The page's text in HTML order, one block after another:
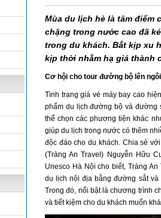
Mùa du lịch hè là tâm điểm
chặng trong nước cao đã
trong du khách. Bắt kịp xu
kịp thời nhằm hạ giá thành
Cơ hội cho tour đường bộ lên ngôi
Tình trạng giá vé máy bay cao
phẩm du lịch đường bộ và đường
thể chọn các phương tiện khác
giúp du lịch trong nước có thêm
độc đáo cho du khách. Chia sẻ
(Tràng An Travel) Nguyễn Hữu
Unesco Hà Nội cho biết, Tràng
du lịch nội địa bằng đường sắt
Trong đó, nổi bật là chương trình
và tiết kiệm cho du khách muốn